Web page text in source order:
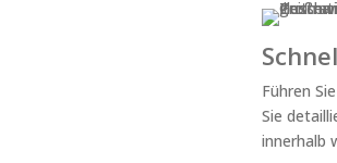
Führen
Sie
innerhalb